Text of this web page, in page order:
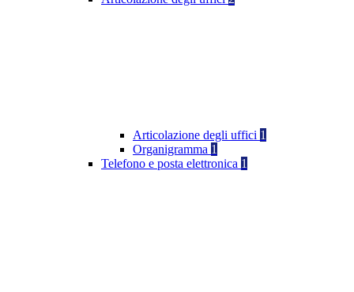
Articolazione degli uffici 1
Organigramma 1
Telefono e posta elettronica 1